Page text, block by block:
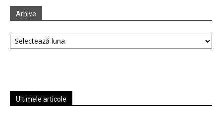
Arhive
Arhive
Ultimele articole